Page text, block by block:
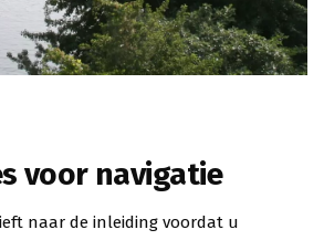
voor navigatie
naar de inleiding voordat u